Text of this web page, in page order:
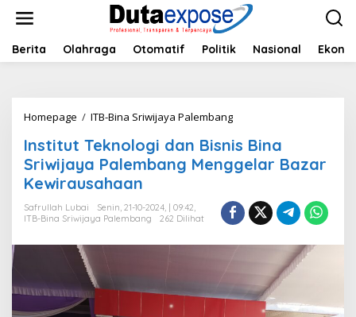
t
Berita Olahraga Otomatif Politik Nasional
Homepage / ITB-Bina Sriwijaya Palembang
s
t
u
t
e
o
l
Institut Teknologi dan Bisnis Bina
Sriwijaya Palembang Menggelar Bazar
Kewirausahaan
Safrullah Lubai
Senin, 21-10-2024, | 09:42,
ITB-Bina Sriwijaya Palembang
262 Dilihat